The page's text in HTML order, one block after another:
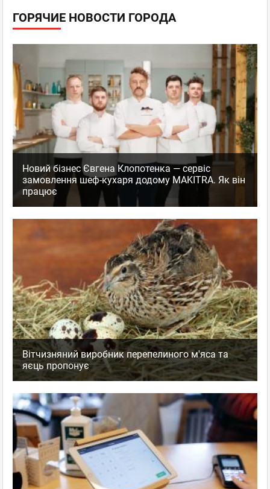
ГОРЯЧИЕ НОВОСТИ ГОРОДА
Новий бізнес Євгена Клопотенка — сервіс
замовлення шеф-кухаря додому MAKITRA. Як він
працює
Вітчизняний виробник перепелиного м'яса та
яєць пропонує